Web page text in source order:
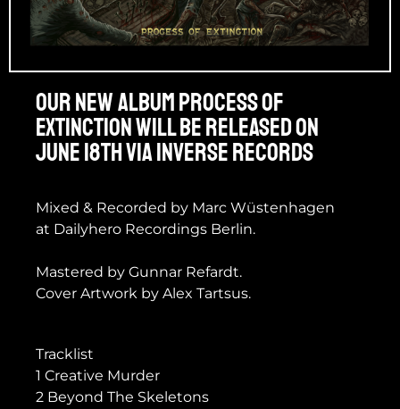
Our new album PROCESS OF
EXTINCTION will be released on
June 18th via Inverse Records
Mixed & Recorded by Marc Wüstenhagen
at Dailyhero Recordings Berlin.
Mastered by Gunnar Refardt.
Cover Artwork by Alex Tartsus.
Tracklist
1 Creative Murder
2 Beyond The Skeletons